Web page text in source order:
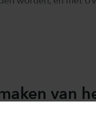
van
Gezondheid &